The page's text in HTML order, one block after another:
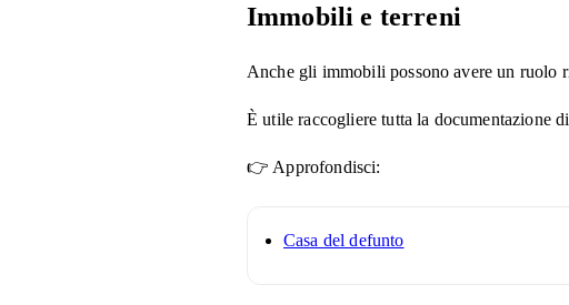
Immobili e terreni
Anche gli immobili possono avere un ruolo
È utile raccogliere tutta la documentazione
👉 Approfondisci:
Casa del defunto